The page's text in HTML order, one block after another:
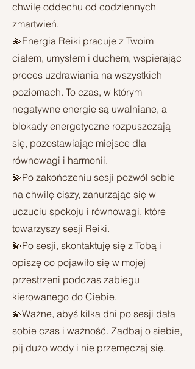
chwilę oddechu od codziennych
zmartwień.
💫Energia Reiki pracuje z Twoim
ciałem, umysłem i duchem, wspierając
proces uzdrawiania na wszystkich
poziomach. To czas, w którym
negatywne energie są uwalniane, a
blokady energetyczne rozpuszczają
się, pozostawiając miejsce dla
równowagi i harmonii.
💫Po zakończeniu sesji pozwól sobie
na chwilę ciszy, zanurzając się w
uczuciu spokoju i równowagi, które
towarzyszy sesji Reiki.
💫Po sesji, skontaktuję się z Tobą i
opiszę co pojawiło się w mojej
przestrzeni podczas zabiegu
kierowanego do Ciebie.
💫Ważne, abyś kilka dni po sesji dała
sobie czas i ważność. Zadbaj o siebie,
pij dużo wody i nie przemęczaj się.